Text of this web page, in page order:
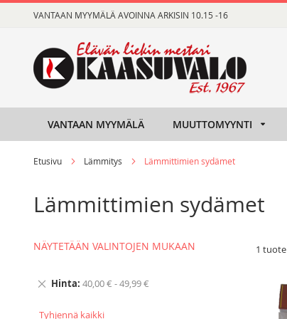
to
VANTAAN MYYMÄLÄ AVOINNA ARKISIN 10.15 -16
VANTAAN MYYMÄLÄ MUUTTOMYYNTI
Etusivu Lämmitys Lämmittimien sydämet
Lämmittimien sydämet
1 tuote
NÄYTETÄÄN VALINTOJEN MUKAAN
Hinta 40,00 € - 49,99 €
Tyhjennä kaikki